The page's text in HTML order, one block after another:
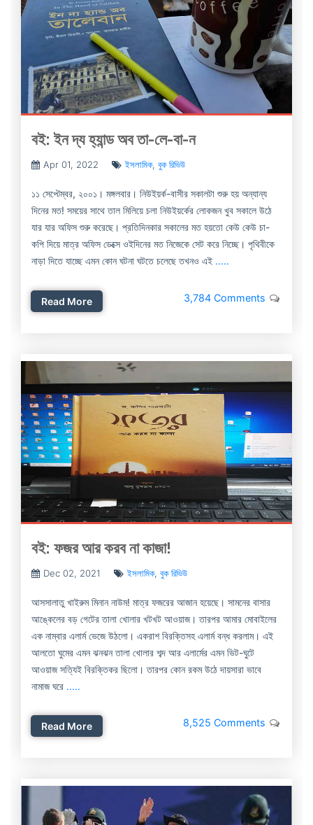
বই: ইন দ্য হ্যান্ড অব তা-লে-বা-ন
Apr 01, 2022 ইসলামিক, বুক রিভিউ
১১ সেপ্টেম্বর, ২০০১। মঙ্গলবার। নিউইয়র্ক-বাসীর সকালটা শুরু হয় অন্যান্য
দিনের মত! সময়ের সাথে তাল মিলিয়ে চলা নিউইয়র্কের লোকজন খুব সকালে উঠে
যার যার অফিস শুরু করেছে। প্রতিদিনকার সকালের মত হয়তো কেউ কেউ চা-
কপি দিয়ে মাত্র অফিস ডেক্সে ওইদিনের মত নিজেকে সেট করে নিচ্ছে। পৃথিবীকে
নাড়া দিতে যাচ্ছে এমন কোন ঘটনা ঘটতে চলেছে তখনও এই .....
Read More 3,784 Comments
বই: ফজর আর করব না কাজা!
Dec 02, 2021 ইসলামিক, বুক রিভিউ
আসসালাতু খাইরুম মিনান নাউম! মাত্র ফজরের আজান হয়েছে। সামনের বাসার
আঙ্কেলের বড় গেটের তালা খোলার খটখট আওয়াজ। তারপর আমার মোবাইলের
এক নাম্বার এলার্ম ভেজে উঠলো। একরাশ বিরক্তিসহ এলার্ম বন্ধ করলাম। এই
আলতো ঘুমের এমন ঝনঝন তালা খোলার শব্দ আর এলার্মের এমন ভিট-ঘুটে
আওয়াজ সত্যিই বিরক্তিকর ছিলো। তারপর কোন রকম উঠে দায়সারা ভাবে
নামাজ ঘরে .....
Read More 8,525 Comments